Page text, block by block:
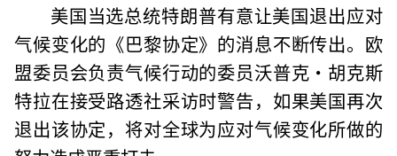
美国当选总统特朗普有意让美国退出应对
气候变化的《巴黎协定》的消息不断传出。欧
盟委员会负责气候行动的委员沃普克·胡克斯
特拉在接受路透社采访时警告，如果美国再次
退出该协定，将对全球为应对气候变化所做的